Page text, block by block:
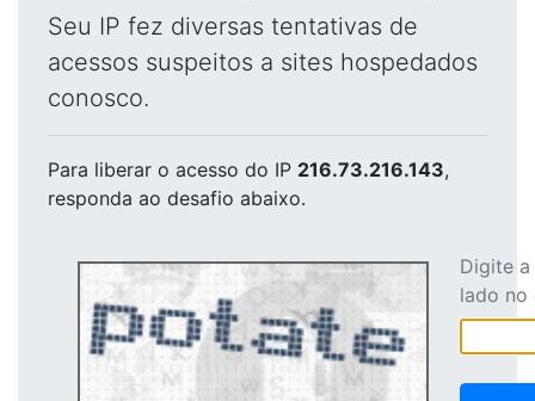
Seu IP fez diversas tentativas de
acessos suspeitos a sites hospedados
conosco.
Para liberar o acesso do IP 216.73.216.143,
responda ao desafio abaixo.
Digite
lado no